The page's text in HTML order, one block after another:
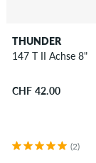
THUNDER
147 T II Achse 8"
CHF 42.00
(2)